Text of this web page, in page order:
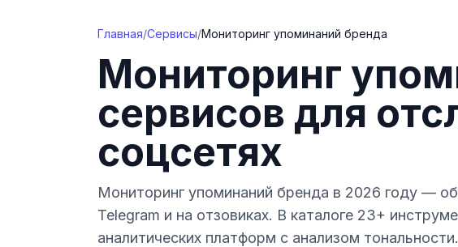
Главная/Сервисы/Мониторинг упоминаний бренда
Мониторинг
сервисов для
соцсетях
Мониторинг упоминаний бренда в 2026 году —
Telegram и на отзовиках. В каталоге 23+
аналитических платформ с анализом